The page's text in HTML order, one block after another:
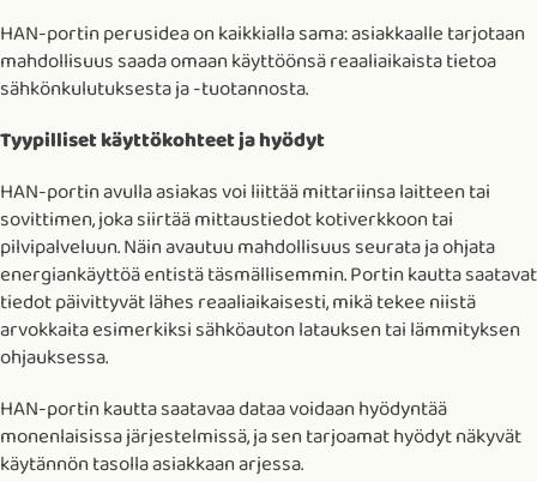
HAN-portin perusidea on kaikkialla sama: asiakkaalle tarjotaan
mahdollisuus saada omaan käyttöönsä reaaliaikaista tietoa
sähkönkulutuksesta ja -tuotannosta.
Tyypilliset käyttökohteet ja hyödyt
HAN-portin avulla asiakas voi liittää mittariinsa laitteen tai
sovittimen, joka siirtää mittaustiedot kotiverkkoon tai
pilvipalveluun. Näin avautuu mahdollisuus seurata ja ohjata
energiankäyttöä entistä täsmällisemmin. Portin kautta saatavat
tiedot päivittyvät lähes reaaliaikaisesti, mikä tekee niistä
arvokkaita esimerkiksi sähköauton latauksen tai lämmityksen
ohjauksessa.
HAN-portin kautta saatavaa dataa voidaan hyödyntää
monenlaisissa järjestelmissä, ja sen tarjoamat hyödyt näkyvät
käytännön tasolla asiakkaan arjessa.